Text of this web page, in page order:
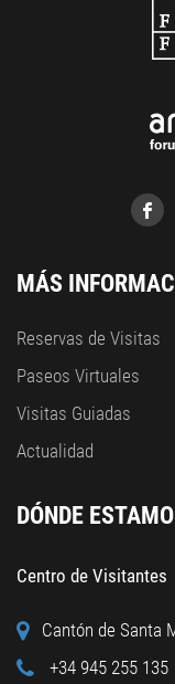
MÁS
Reservas de Visitas
Paseos Virtuales
Visitas Guiadas
Actualidad
DÓNDE
Centro de Visitantes
Cantón de Santa
+34 945 255 135